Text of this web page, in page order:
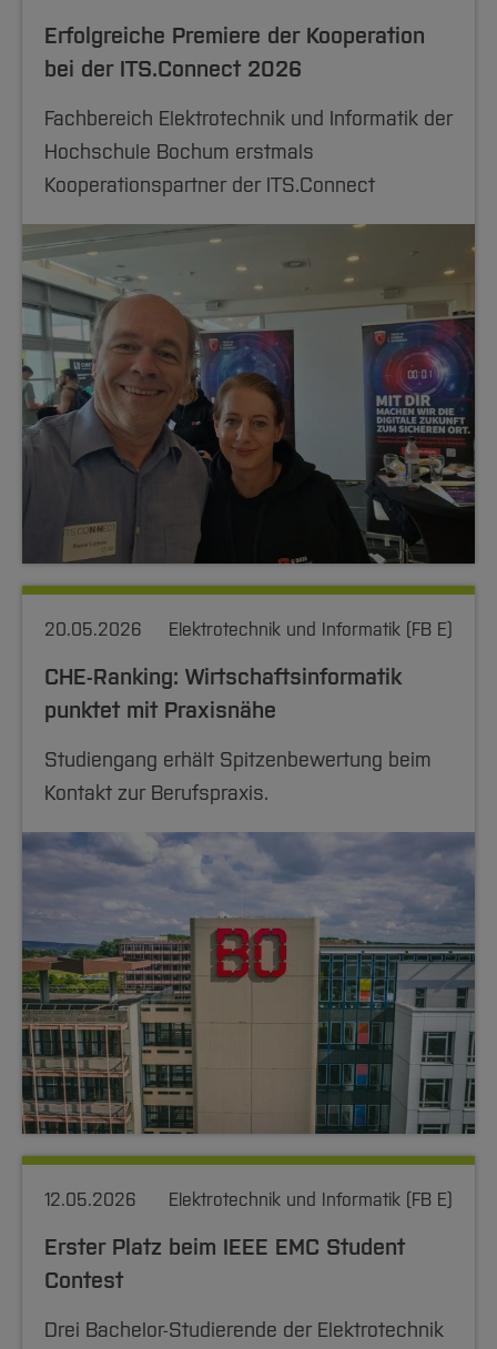
Erfolgreiche Premiere der Kooperation
bei der ITS.Connect 2026
Fachbereich Elektrotechnik und Informatik der
Hochschule Bochum erstmals
Kooperationspartner der ITS.Connect
20.05.2026 Elektrotechnik und Informatik (FB E)
CHE-Ranking: Wirtschaftsinformatik
punktet mit Praxisnähe
Studiengang erhält Spitzenbewertung beim
Kontakt zur Berufspraxis.
12.05.2026 Elektrotechnik und Informatik (FB E)
Erster Platz beim IEEE EMC Student
Contest
Drei Bachelor-Studierende der Elektrotechnik